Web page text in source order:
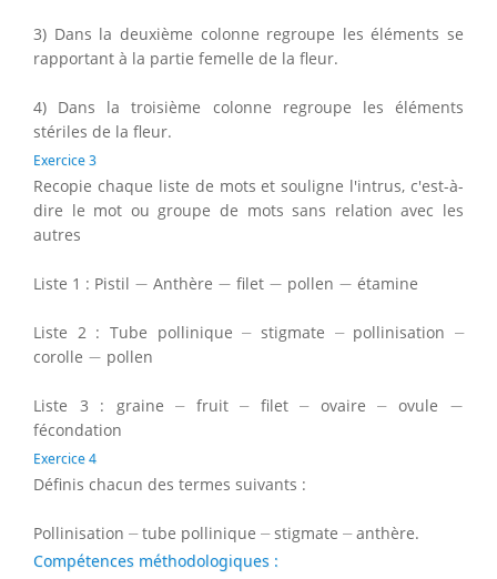
3) Dans la deuxième colonne regroupe les éléments se
rapportant à la partie femelle de la fleur.
4) Dans la troisième colonne regroupe les éléments
stériles de la fleur.
Exercice 3
Recopie chaque liste de mots et souligne l'intrus, c'est-à-
dire le mot ou groupe de mots sans relation avec les
autres
Liste 1 : Pistil − Anthère − filet − pollen − étamine
Liste 2 : Tube pollinique–
–stigmate –
–pollinisation–
–
corolle − pollen
Liste 3 : graine –
–fruit –
–filet –
–ovaire –
–ovule −
fécondation
Exercice 4
Définis chacun des termes suivants :
Pollinisation –
–tube pollinique –
–stigmate –
–anthère.
Compétences méthodologiques :